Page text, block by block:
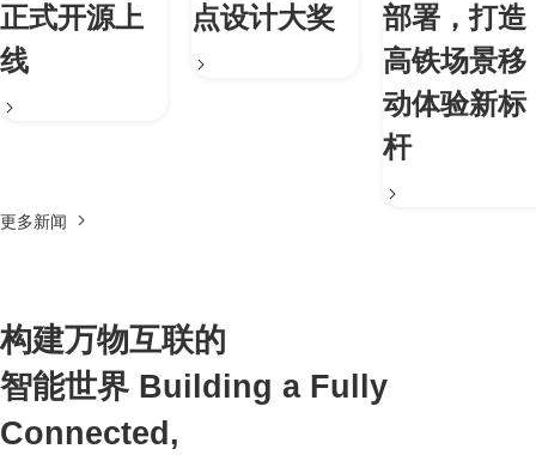
正式开源上
线
点设计大奖
部署，打造
高铁场景移
动体验新标
杆
更多新闻
构建万物互联的
智能世界 Building a Fully
Connected,